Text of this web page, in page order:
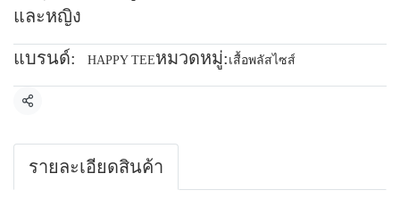
และหญิง
แบรนด์: HAPPY TEEหมวดหมู่: เสื้อพลัสไซส์
แชร์
รายละเอียดสินค้า